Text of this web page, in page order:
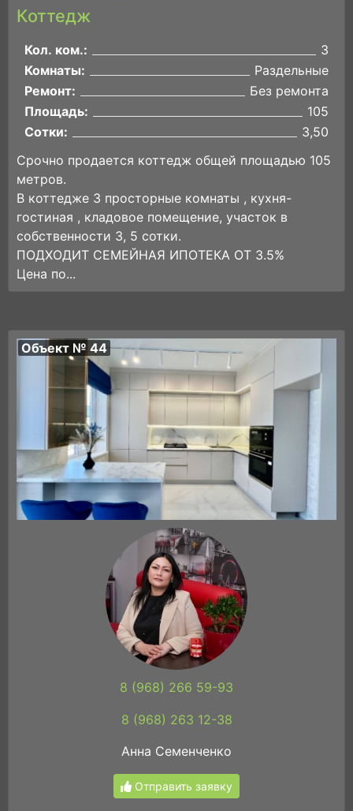
Коттедж
Кол. ком.:
3
Комнаты:
Раздельные
Ремонт:
Без ремонта
Площадь:
105
Сотки:
3,50
Срочно продается коттедж общей площадью 105
метров.
В коттедже 3 просторные комнаты , кухня-
гостиная , кладовое помещение, участок в
собственности 3, 5 сотки.
ПОДХОДИТ СЕМЕЙНАЯ ИПОТЕКА ОТ 3.5%
Цена по...
Объект № 44
8 (968) 266 59-93
8 (968) 263 12-38
Анна Семенченко
Отправить заявку